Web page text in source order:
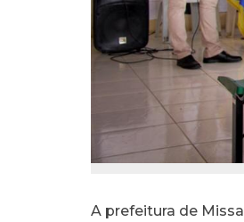
A prefeitura de